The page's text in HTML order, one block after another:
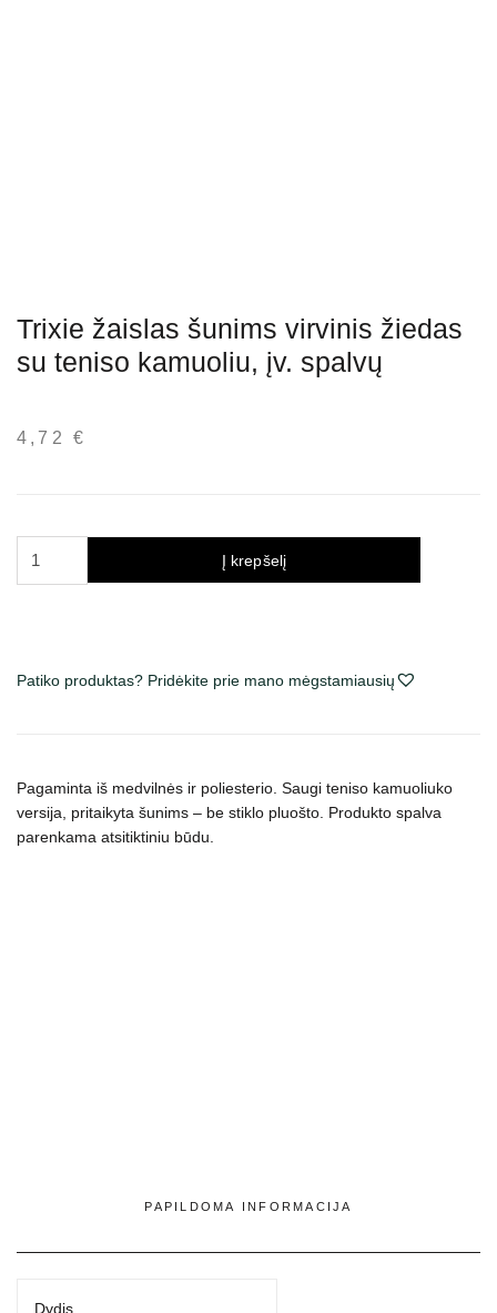
Trixie žaislas šunims virvinis žiedas
su teniso kamuoliu, įv. spalvų
4,72 €
virvinis
kamuoliu,
įv.
spalvų
Į krepšelį
Patiko produktas? Pridėkite prie mano mėgstamiausių
Pagaminta iš medvilnės ir poliesterio. Saugi teniso kamuoliuko
versija, pritaikyta šunims – be stiklo pluošto. Produkto spalva
parenkama atsitiktiniu būdu.
PAPILDOMA INFORMACIJA
Dydis